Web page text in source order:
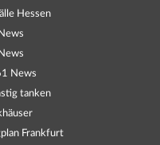
Hessen
News
tanken
Frankfurt